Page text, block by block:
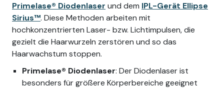
Primelase® Diodenlaser und dem IPL-Gerät Ellipse
Sirius™. Diese Methoden arbeiten mit
hochkonzentrierten Laser- bzw. Lichtimpulsen, die
gezielt die Haarwurzeln zerstören und so das
Haarwachstum stoppen.
Primelase® Diodenlaser: Der Diodenlaser ist
besonders für größere Körperbereiche geeignet